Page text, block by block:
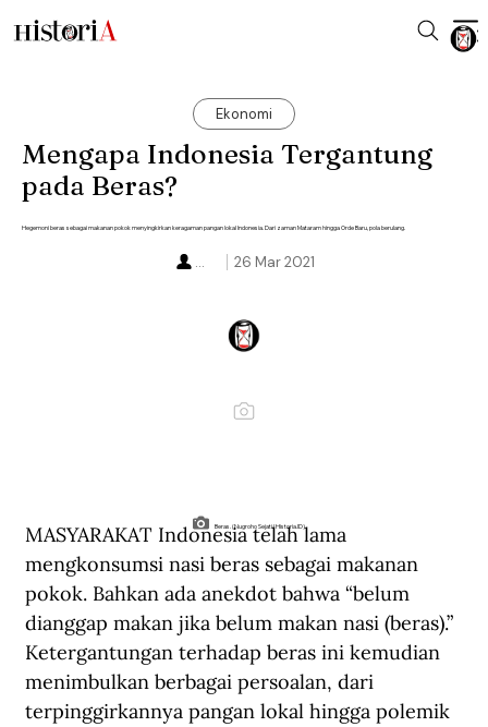
Ekonomi
Mengapa Indonesia Tergantung
pada Beras?
Hegemoni beras sebagai makanan pokok menyingkirkan keragaman pangan lokal Indonesia. Dari zaman Mataram hingga Orde Baru, pola berulang.
26 Mar 2021
...
Beras. (Nugroho Sejati/Historia.ID).
MASYARAKAT Indonesia telah lama
mengkonsumsi nasi beras sebagai makanan
pokok. Bahkan ada anekdot bahwa “belum
dianggap makan jika belum makan nasi (beras).”
Ketergantungan terhadap beras ini kemudian
menimbulkan berbagai persoalan, dari
terpinggirkannya pangan lokal hingga polemik